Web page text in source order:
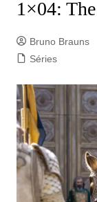
1×04:
Bruno Brauns
Séries